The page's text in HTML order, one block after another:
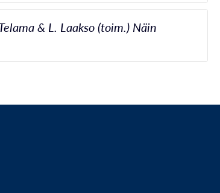
& L. Laakso (toim.) Näin